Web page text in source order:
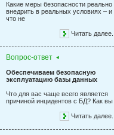
Какие меры безопасности реально
внедрить в реальных условиях – и
что не
Читать далее...
Вопрос-ответ
Обеспечиваем безопасную
эксплуатацию базы данных
Что для вас чаще всего является
причиной инцидентов с БД? Как вы
Читать далее...